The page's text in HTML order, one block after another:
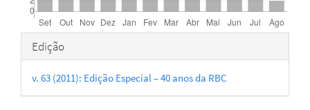
Detalhes
do
artigo
Edição
v. 63 (2011): Edição Especial – 40 anos da RBC